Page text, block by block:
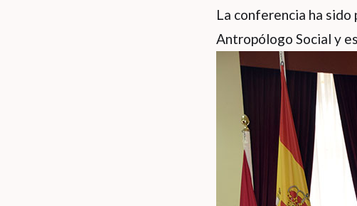
La conferencia ha sido
Antropólogo Social y